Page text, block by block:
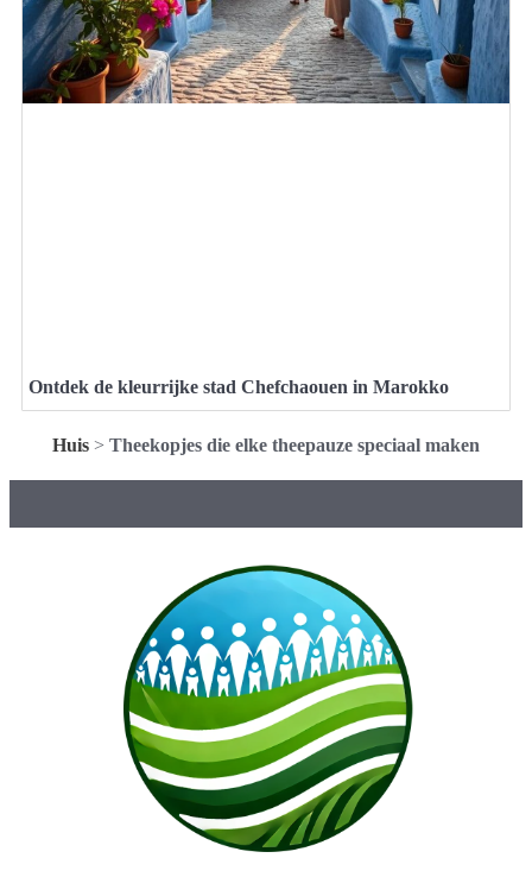
Ontdek de kleurrijke stad Chefchaouen in Marokko
Huis > Theekopjes die elke theepauze speciaal maken